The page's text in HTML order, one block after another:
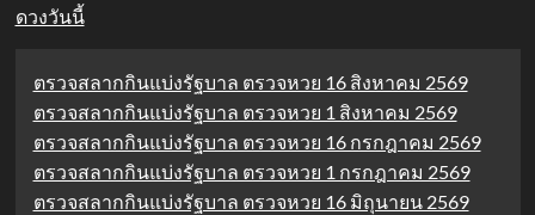
ดวงวันนี้
ตรวจสลากกินแบ่งรัฐบาล ตรวจหวย 16 สิงหาคม 2569
ตรวจสลากกินแบ่งรัฐบาล ตรวจหวย 1 สิงหาคม 2569
ตรวจสลากกินแบ่งรัฐบาล ตรวจหวย 16 กรกฎาคม 2569
ตรวจสลากกินแบ่งรัฐบาล ตรวจหวย 1 กรกฎาคม 2569
ตรวจสลากกินแบ่งรัฐบาล ตรวจหวย 16 มิถุนายน 2569